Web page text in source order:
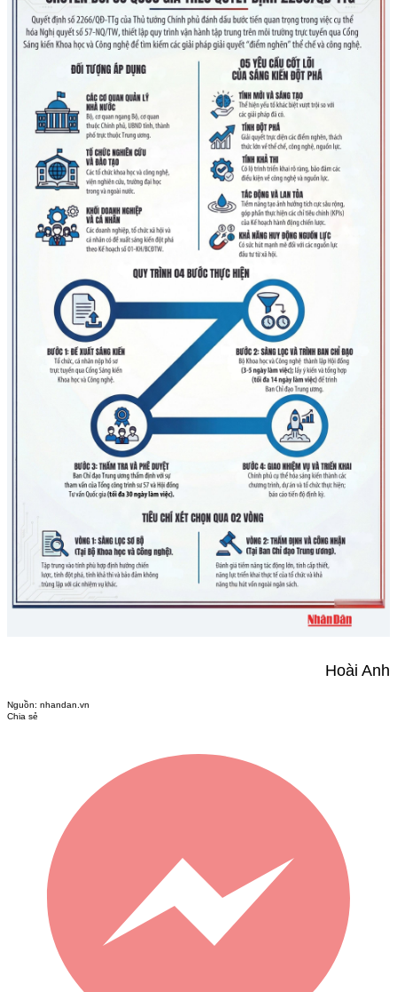
Hoài Anh
Nguồn: nhandan.vn
Chia sẻ